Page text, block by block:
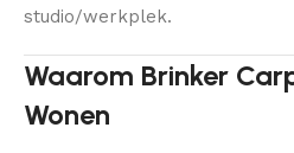
studio/werkplek.
Waarom Brinker
Wonen